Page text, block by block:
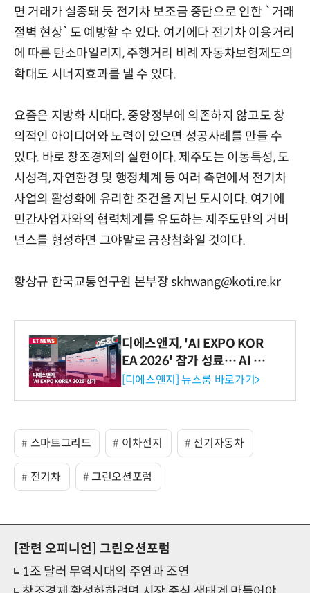
면 거래가 실종돼 듯 전기차 보조금 중단으로 인한 `거래
절벽 현상`도 예방할 수 있다. 여기에다 전기차 이용거리
에 따른 탄소마일리지, 주행거리 비례 자동차보험제도의
확대도 시너지효과를 낼 수 있다.
요즘은 지방화 시대다. 중앙정부에 의존하지 않고도 창
의적인 아이디어와 노력이 있으면 성공사례를 만들 수
있다. 바로 창조경제의 실현이다. 제주도는 이동특성, 도
시성격, 자연환경 및 행정체계 등 여러 측면에서 전기차
사업의 활성화에 유리한 조건을 지닌 도시이다. 여기에
민간사업자와의 협력체계를 유도하는 제주도만의 거버
넌스를 형성하면 그야말로 금상첨화일 것이다.
황상규 한국교통연구원 본부장 skhwang@koti.re.kr
디에스앤지, 'AI EXPO KOR
EA 2026' 참가 성료… AI 전
생애주기 아우르는 통합 솔루
[디에스앤지] 뉴스룸 바로가기>
스마트그리드 이차전지 전기자동차
전기차 그린오션포럼
[관련 오피니언] 그린오션포럼
1조 달러 무역시대의 주연과 조연